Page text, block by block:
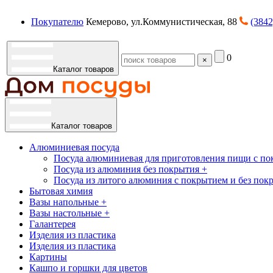
Покупателю Кемерово, ул.Коммунистическая, 88
Каталог товаров
× 0
Каталог товаров
Алюминиевая посуда
Посуда алюминиевая для приготовления пищи с
Посуда из алюминия без покрытия +
Посуда из литого алюминия с покрытием и без
Бытовая химия
Вазы напольные +
Вазы настольные +
Галантерея
Изделия из пластика
Изделия из пластика
Картины
Кашпо и горшки для цветов